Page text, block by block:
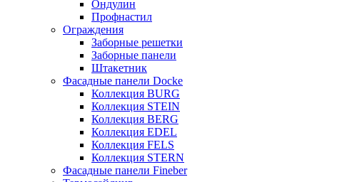
Ондулин
Профнастил
Ограждения
Заборные решетки
Заборные панели
Штакетник
Фасадные панели Docke
Коллекция BURG
Коллекция STEIN
Коллекция BERG
Коллекция EDEL
Коллекция FELS
Коллекция STERN
Фасадные панели Fineber